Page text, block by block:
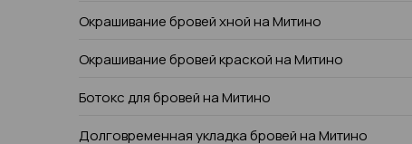
Окрашивание бровей хной на Митино
Окрашивание бровей краской на Митино
Ботокс для бровей на Митино
Долговременная укладка бровей на Митино